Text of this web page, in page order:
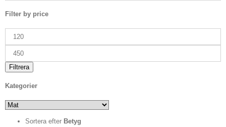
Filter by price
Min
Max
Filtrera
Kategorier
Sortera efter Betyg